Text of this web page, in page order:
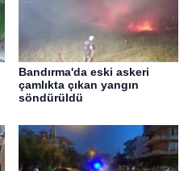
Bandırma'da eski askeri
çamlıkta çıkan yangın
söndürüldü